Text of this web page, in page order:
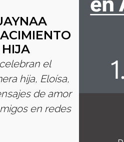
el
hija, Eloísa,
de amor
en redes